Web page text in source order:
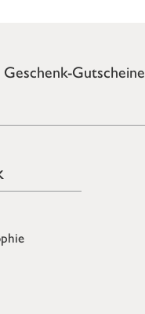
Geschenk-Gutscheine